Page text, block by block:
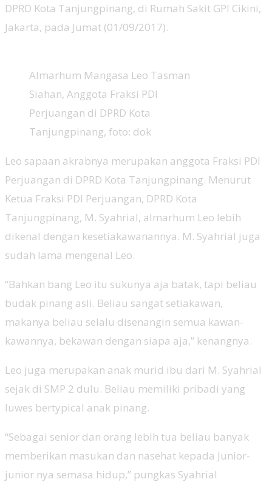
DPRD Kota Tanjungpinang, di Rumah Sakit GPI Cikini,
Jakarta, pada Jumat (01/09/2017).
Almarhum Mangasa Leo Tasman
Siahan, Anggota Fraksi PDI
Perjuangan di DPRD Kota
Tanjungpinang, foto: dok
Leo sapaan akrabnya merupakan anggota Fraksi PDI
Perjuangan di DPRD Kota Tanjungpinang. Menurut
Ketua Fraksi PDI Perjuangan, DPRD Kota
Tanjungpinang, M. Syahrial, almarhum Leo lebih
dikenal dengan kesetiakawanannya. M. Syahrial juga
sudah lama mengenal Leo.
“Bahkan bang Leo itu sukunya aja batak, tapi beliau
budak pinang asli. Beliau sangat setiakawan,
makanya beliau selalu disenangin semua kawan-
kawannya, bekawan dengan siapa aja,” kenangnya.
Leo juga merupakan anak murid ibu dari M. Syahrial
sejak di SMP 2 dulu. Beliau memiliki pribadi yang
luwes bertypical anak pinang.
“Sebagai senior dan orang lebih tua beliau banyak
memberikan masukan dan nasehat kepada Junior-
junior nya semasa hidup,” pungkas Syahrial